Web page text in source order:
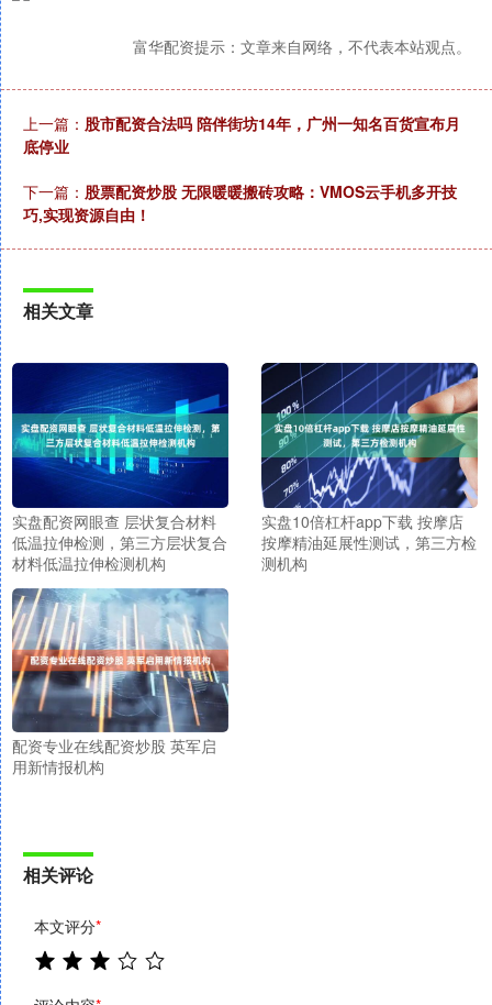
富华配资提示：文章来自网络，不代表本站观点。
上一篇： 股市配资合法吗 陪伴街坊14年，广州一知名百货宣布月
底停业
下一篇： 股票配资炒股 无限暖暖搬砖攻略：VMOS云手机多开技
巧,实现资源自由！
相关文章
实盘配资网眼查 层状复合材料
低温拉伸检测，第三方层状复合
材料低温拉伸检测机构
实盘10倍杠杆app下载 按摩店
按摩精油延展性测试，第三方检
测机构
配资专业在线配资炒股 英军启
用新情报机构
相关评论
本文评分*